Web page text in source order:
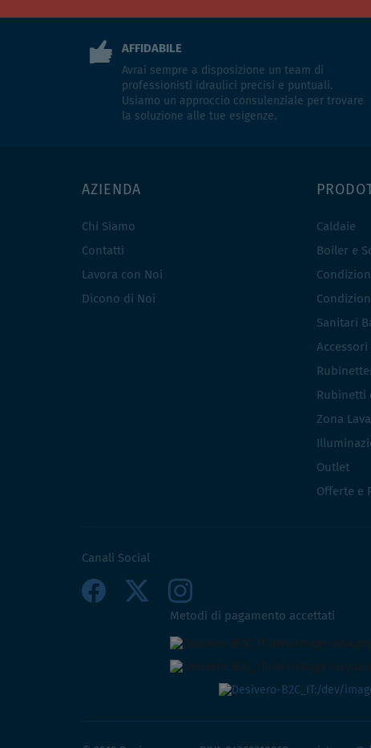
AFFIDABILE
Avrai sempre a disposizione un team di
professionisti idraulici precisi e puntuali.
Usiamo un approccio consulenziale per trovare
la soluzione alle tue esigenze.
AZIENDA
Chi Siamo
Contatti
Lavora con Noi
Dicono di Noi
Caldaie
Boiler e
Sanitari
Accessori
Rubinetti
Zona
Outlet
Offerte e
Canali Social
Metodi di pagamento accettati